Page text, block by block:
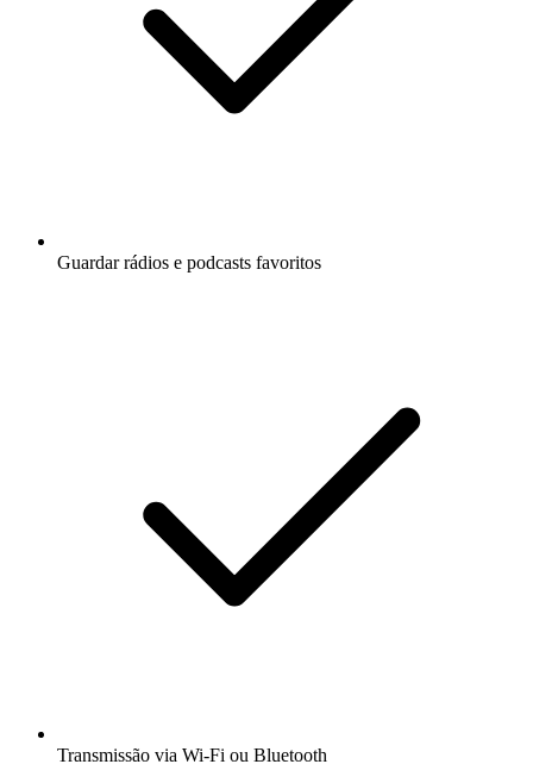
Guardar rádios e podcasts favoritos
Transmissão via Wi-Fi ou Bluetooth